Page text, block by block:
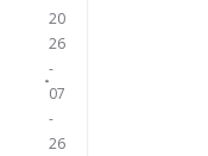
20
26
-
07
-
26